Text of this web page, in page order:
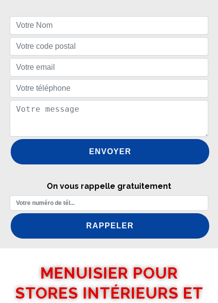
On vous rappelle gratuitement
MENUISIER POUR
STORES INTÉRIEURS ET